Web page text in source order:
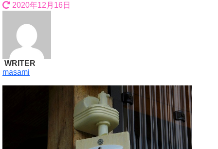
2020年12月16日
WRITER
masami